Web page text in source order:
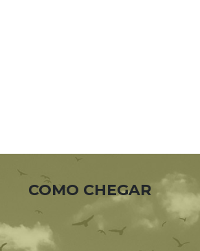
COMO CHEGAR